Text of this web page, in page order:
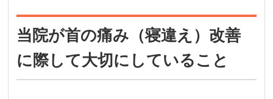
当院が首の痛み（寝違え）改善
に際して大切にしていること